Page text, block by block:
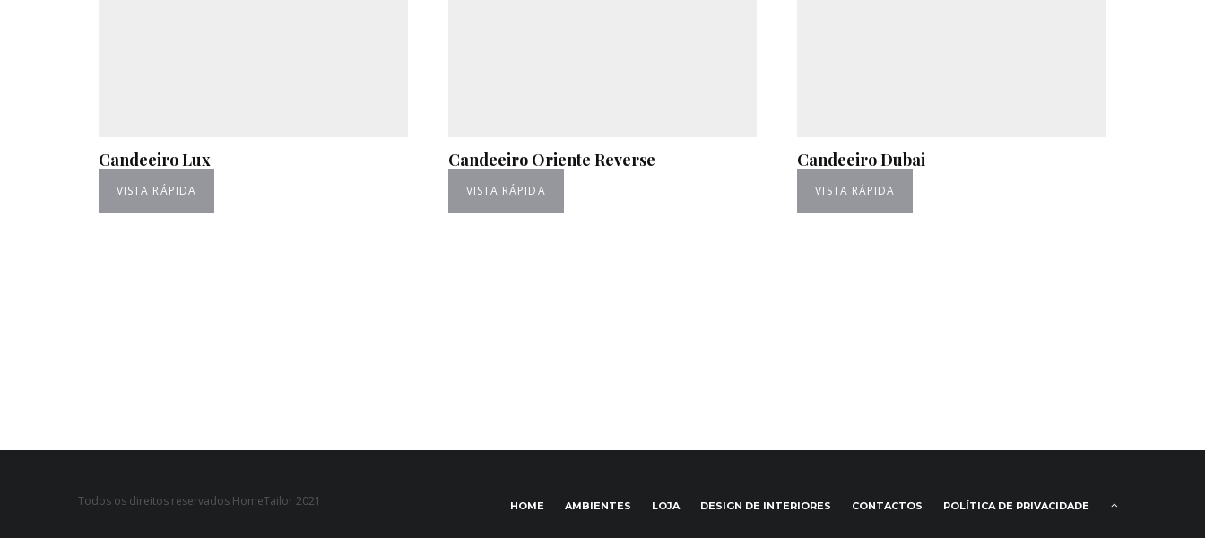
Candeeiro Lux
VISTA RÁPIDA
Candeeiro Oriente Reverse
VISTA RÁPIDA
Candeeiro Dubai
VISTA RÁPIDA
Todos os direitos reservados HomeTailor 2021 HOME AMBIENTES LOJA DESIGN DE INTERIORES CONTACTOS POLÍTICA DE PRIVACIDADE